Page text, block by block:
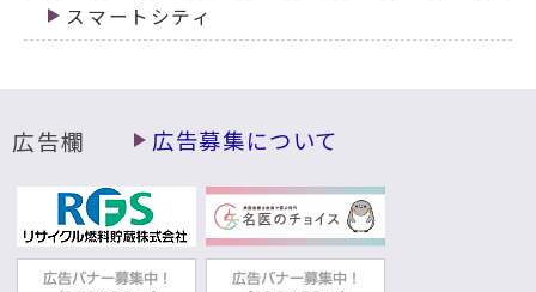
スマートシティ
広告欄 広告募集について